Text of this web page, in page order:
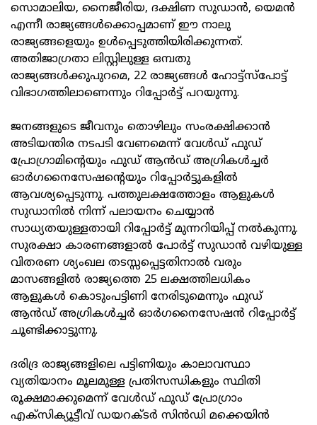
സൊമാലിയ, നൈജീരിയ, ദക്ഷിണ സുഡാന്‍, യെമന്‍
എന്നീ രാജ്യങ്ങള്‍ക്കൊപ്പമാണ് ഈ നാലു
രാജ്യങ്ങളെയും ഉള്‍പ്പെടുത്തിയിരിക്കുന്നത്.
അതിജാഗ്രതാ ലിസ്റ്റിലുള്ള ഒമ്പതു
രാജ്യങ്ങള്‍ക്കുപുറമെ, 22 രാജ്യങ്ങള്‍ ഹോട്ട്‌സ്‌പോട്ട്
വിഭാഗത്തിലാണെന്നും റിപ്പോര്‍ട്ട് പറയുന്നു.
ജനങ്ങളുടെ ജീവനും തൊഴിലും സംരക്ഷിക്കാന്‍
അടിയന്തിര നടപടി വേണമെന്ന് വേള്‍ഡ് ഫുഡ്
പ്രോഗ്രാമിന്റെയും ഫുഡ് ആന്‍ഡ് അഗ്രികള്‍ച്ചര്‍
ഓര്‍ഗനൈസേഷന്റെയും റിപ്പോര്‍ട്ടുകളില്‍
ആവശ്യപ്പെടുന്നു. പത്തുലക്ഷത്തോളം ആളുകള്‍
സുഡാനില്‍ നിന്ന് പലായനം ചെയ്യാന്‍
സാധ്യതയുള്ളതായി റിപ്പോര്‍ട്ട് മുന്നറിയിപ്പ് നല്‍കുന്നു.
സുരക്ഷാ കാരണങ്ങളാല്‍ പോര്‍ട്ട് സുഡാന്‍ വഴിയുള്ള
വിതരണ ശ്യംഖല തടസ്സപ്പെട്ടതിനാല്‍ വരും
മാസങ്ങളില്‍ രാജ്യത്തെ 25 ലക്ഷത്തിലധികം
ആളുകള്‍ കൊടുംപട്ടിണി നേരിടുമെന്നും ഫുഡ്
ആന്‍ഡ് അഗ്രികള്‍ച്ചര്‍ ഓര്‍ഗനൈസേഷന്‍ റിപ്പോര്‍ട്ട്
ചൂണ്ടിക്കാട്ടുന്നു.
ദരിദ്ര രാജ്യങ്ങളിലെ പട്ടിണിയും കാലാവസ്ഥാ
വ്യതിയാനം മൂലമുള്ള പ്രതിസന്ധികളും സ്ഥിതി
രൂക്ഷമാക്കുമെന്ന് വേള്‍ഡ് ഫുഡ് പ്രോഗ്രാം
എക്‌സിക്യൂട്ടീവ് ഡയറക്ടര്‍ സിന്‍ഡി മക്കെയിന്‍